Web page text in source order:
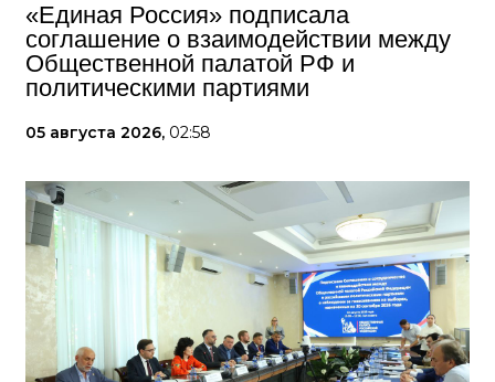
«Единая Россия» подписала
соглашение о взаимодействии между
Общественной палатой РФ и
политическими партиями
05 августа 2026, 02:58